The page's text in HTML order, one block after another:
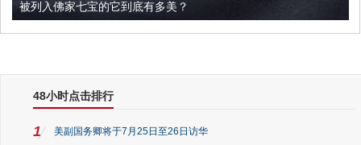
被列入佛家七宝的它到底有多美？
48小时点击排行
1 美副国务卿将于7月25日至26日访华